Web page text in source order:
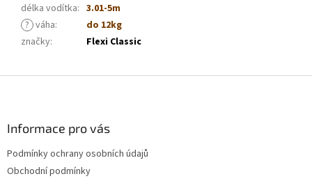
délka vodítka: 3.01-5m
? váha:
do 12kg
značky: Flexi Classic
Informace pro vás
Podmínky ochrany osobních údajů
Obchodní podmínky